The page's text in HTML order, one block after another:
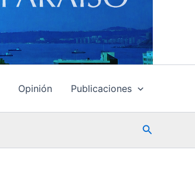
Opinión Publicaciones
Buscar